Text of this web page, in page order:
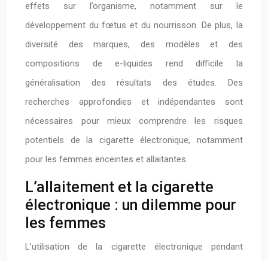
effets sur l’organisme, notamment sur le
développement du fœtus et du nourrisson. De plus, la
diversité des marques, des modèles et des
compositions de e-liquides rend difficile la
généralisation des résultats des études. Des
recherches approfondies et indépendantes sont
nécessaires pour mieux comprendre les risques
potentiels de la cigarette électronique, notamment
pour les femmes enceintes et allaitantes.
L’allaitement et la cigarette
électronique : un dilemme pour
les femmes
L’utilisation de la cigarette électronique pendant